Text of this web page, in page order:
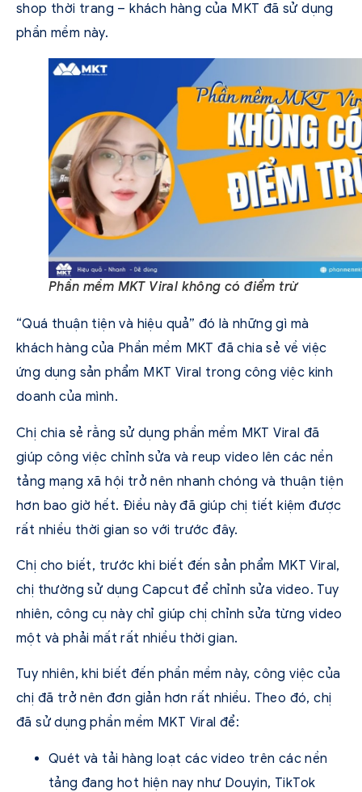
shop thời trang – khách hàng của MKT đã sử dụng
phần mềm này.
Phần mềm MKT Viral không có điểm trừ
“Quá thuận tiện và hiệu quả” đó là những gì mà
khách hàng của Phần mềm MKT đã chia sẻ về việc
ứng dụng sản phẩm MKT Viral trong công việc kinh
doanh của mình.
Chị chia sẻ rằng sử dụng phần mềm MKT Viral đã
giúp công việc chỉnh sửa và reup video lên các nền
tảng mạng xã hội trở nên nhanh chóng và thuận tiện
hơn bao giờ hết. Điều này đã giúp chị tiết kiệm được
rất nhiều thời gian so với trước đây.
Chị cho biết, trước khi biết đến sản phẩm MKT Viral,
chị thường sử dụng Capcut để chỉnh sửa video. Tuy
nhiên, công cụ này chỉ giúp chị chỉnh sửa từng video
một và phải mất rất nhiều thời gian.
Tuy nhiên, khi biết đến phần mềm này, công việc của
chị đã trở nên đơn giản hơn rất nhiều. Theo đó, chị
đã sử dụng phần mềm MKT Viral để:
Quét và tải hàng loạt các video trên các nền
tảng đang hot hiện nay như Douyin, TikTok